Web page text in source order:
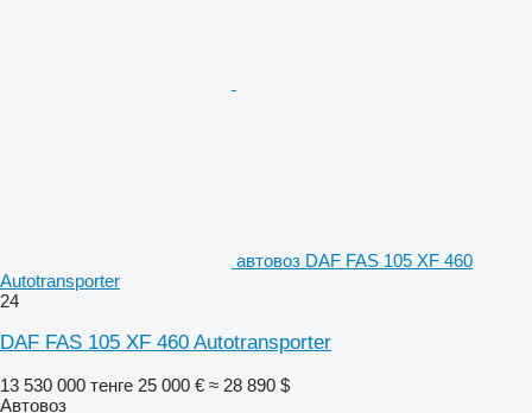
автовоз DAF FAS 105 XF 460
Autotransporter
24
DAF FAS 105 XF 460 Autotransporter
13 530 000 тенге 25 000 € ≈ 28 890 $
Автовоз